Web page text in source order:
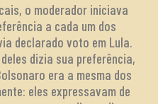
o moderador iniciava
a cada um dos
declarado voto em Lula.
dizia sua preferência,
era a mesma dos
eles expressavam de